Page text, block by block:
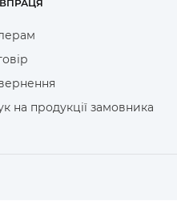
на продукції замовника